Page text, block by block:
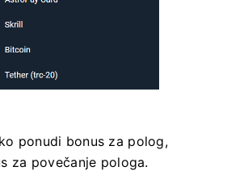
ponudi bonus za polog,
za povečanje pologa.